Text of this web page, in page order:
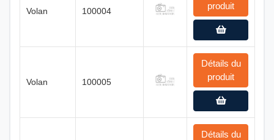
Volan 100004
produit
Volan 100005
Détails du
produit
Détails du